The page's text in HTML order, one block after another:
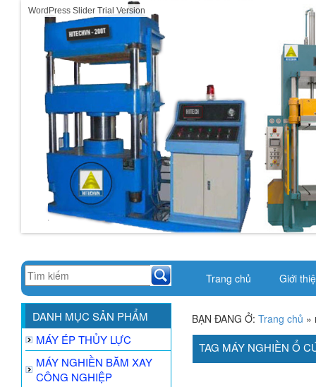
WordPress Slider Trial Version
Trang chủ Giới
DANH MỤC SẢN PHẨM
MÁY ÉP THỦY LỰC
MÁY NGHIỀN BĂM XAY
CÔNG NGHIỆP
BẠN ĐANG Ở:Trang chủ »
TAG MÁY NGHIỀN Ổ